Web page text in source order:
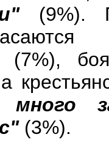
(9%).
много
(3%).